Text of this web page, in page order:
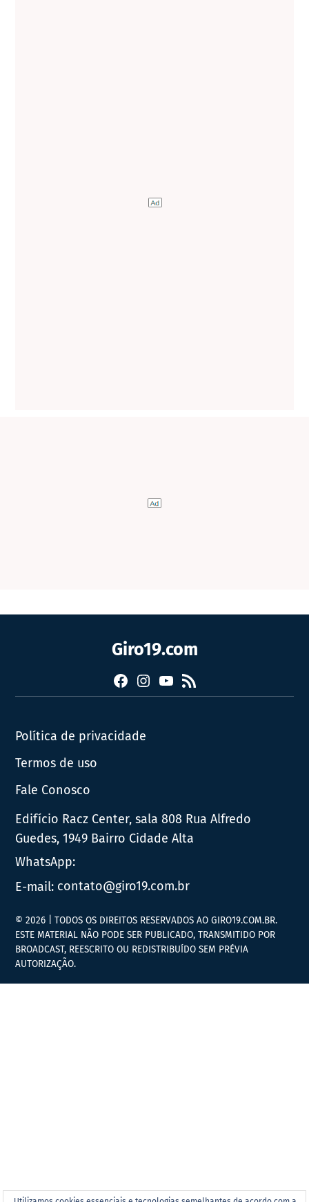
Giro19.com
FacebookInstagram
YouTube
RSS
Política de privacidade
Termos de uso
Fale Conosco
Edifício Racz Center, sala 808 Rua Alfredo
Guedes, 1949 Bairro Cidade Alta
WhatsApp:
E-mail: contato@giro19.com.br
© 2026 | TODOS OS DIREITOS RESERVADOS AO GIRO19.COM.BR.
ESTE MATERIAL NÃO PODE SER PUBLICADO, TRANSMITIDO POR
BROADCAST, REESCRITO OU REDISTRIBUÍDO SEM PRÉVIA
AUTORIZAÇÃO.